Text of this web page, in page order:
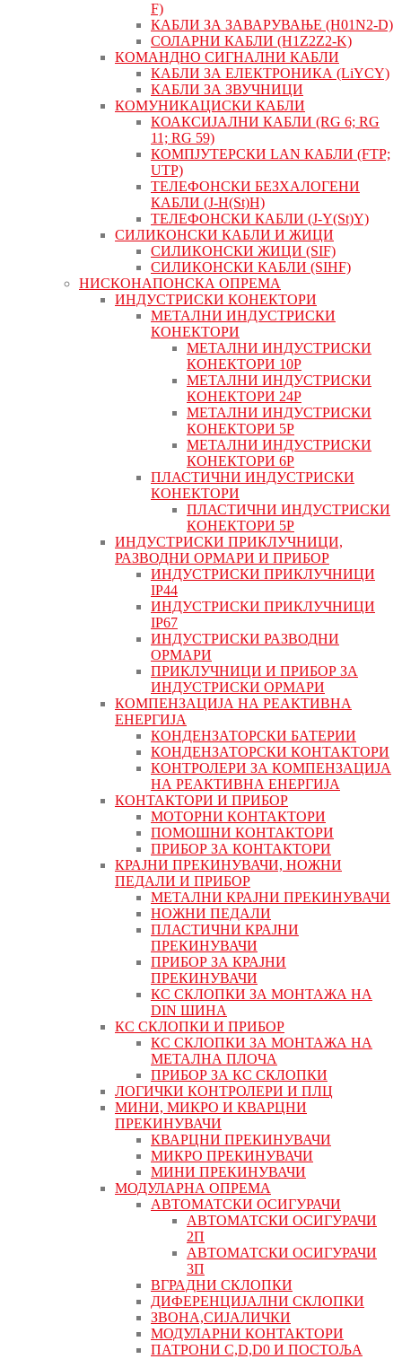
F)
КАБЛИ ЗА ЗАВАРУВАЊЕ (H01N2-D)
СОЛАРНИ КАБЛИ (H1Z2Z2-K)
КОМАНДНО СИГНАЛНИ КАБЛИ
КАБЛИ ЗА ЕЛЕКТРОНИКА (LiYCY)
КАБЛИ ЗА ЗВУЧНИЦИ
КОМУНИКАЦИСКИ КАБЛИ
КОАКСИЈАЛНИ КАБЛИ (RG 6; RG
11; RG 59)
КОМПЈУТЕРСКИ LAN КАБЛИ (FTP;
UTP)
ТЕЛЕФОНСКИ БЕЗХАЛОГЕНИ
КАБЛИ (J-H(St)H)
ТЕЛЕФОНСКИ КАБЛИ (J-Y(St)Y)
СИЛИКОНСКИ КАБЛИ И ЖИЦИ
СИЛИКОНСКИ ЖИЦИ (SIF)
СИЛИКОНСКИ КАБЛИ (SIHF)
НИСКОНАПОНСКА ОПРЕМА
ИНДУСТРИСКИ КОНЕКТОРИ
МЕТАЛНИ ИНДУСТРИСКИ
КОНЕКТОРИ
МЕТАЛНИ ИНДУСТРИСКИ
КОНЕКТОРИ 10P
МЕТАЛНИ ИНДУСТРИСКИ
КОНЕКТОРИ 24P
МЕТАЛНИ ИНДУСТРИСКИ
КОНЕКТОРИ 5P
МЕТАЛНИ ИНДУСТРИСКИ
КОНЕКТОРИ 6P
ПЛАСТИЧНИ ИНДУСТРИСКИ
КОНЕКТОРИ
ПЛАСТИЧНИ ИНДУСТРИСКИ
КОНЕКТОРИ 5P
ИНДУСТРИСКИ ПРИКЛУЧНИЦИ,
РАЗВОДНИ ОРМАРИ И ПРИБОР
ИНДУСТРИСКИ ПРИКЛУЧНИЦИ
IP44
ИНДУСТРИСКИ ПРИКЛУЧНИЦИ
IP67
ИНДУСТРИСКИ РАЗВОДНИ
ОРМАРИ
ПРИКЛУЧНИЦИ И ПРИБОР ЗА
ИНДУСТРИСКИ ОРМАРИ
КОМПЕНЗАЦИЈА НА РЕАКТИВНА
ЕНЕРГИЈА
КОНДЕНЗАТОРСКИ БАТЕРИИ
КОНДЕНЗАТОРСКИ КОНТАКТОРИ
КОНТРОЛЕРИ ЗА КОМПЕНЗАЦИЈА
НА РЕАКТИВНА ЕНЕРГИЈА
КОНТАКТОРИ И ПРИБОР
МОТОРНИ КОНТАКТОРИ
ПОМОШНИ КОНТАКТОРИ
ПРИБОР ЗА КОНТАКТОРИ
КРАЈНИ ПРЕКИНУВАЧИ, НОЖНИ
ПЕДАЛИ И ПРИБОР
МЕТАЛНИ КРАЈНИ ПРЕКИНУВАЧИ
НОЖНИ ПЕДАЛИ
ПЛАСТИЧНИ КРАЈНИ
ПРЕКИНУВАЧИ
ПРИБОР ЗА КРАЈНИ
ПРЕКИНУВАЧИ
КС СКЛОПКИ ЗА МОНТАЖА НА
DIN ШИНА
КС СКЛОПКИ И ПРИБОР
КС СКЛОПКИ ЗА МОНТАЖА НА
МЕТАЛНА ПЛОЧА
ПРИБОР ЗА КС СКЛОПКИ
ЛОГИЧКИ КОНТРОЛЕРИ И ПЛЦ
МИНИ, МИКРО И КВАРЦНИ
ПРЕКИНУВАЧИ
КВАРЦНИ ПРЕКИНУВАЧИ
МИКРО ПРЕКИНУВАЧИ
МИНИ ПРЕКИНУВАЧИ
МОДУЛАРНА ОПРЕМА
АВТОМАТСКИ ОСИГУРАЧИ
АВТОМАТСКИ ОСИГУРАЧИ
2П
АВТОМАТСКИ ОСИГУРАЧИ
3П
ВГРАДНИ СКЛОПКИ
ДИФЕРЕНЦИЈАЛНИ СКЛОПКИ
ЗВОНА,СИЈАЛИЧКИ
МОДУЛАРНИ КОНТАКТОРИ
ПАТРОНИ C,D,D0 И ПОСТОЉА